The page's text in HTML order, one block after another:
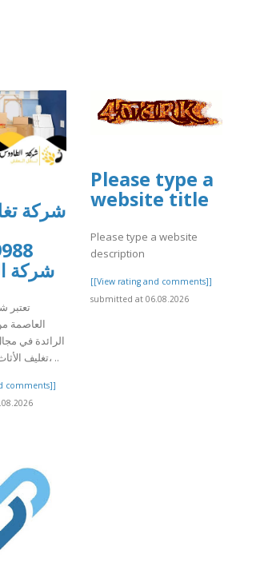
شركة
شركة
تعتبر
العاصمة
الرائدة في
تغليف الأثاث داخل العاصمة، ..
comments]]
Please type a
website title
Please type a website
description
[[View rating and comments]]
submitted at 06.08.2026